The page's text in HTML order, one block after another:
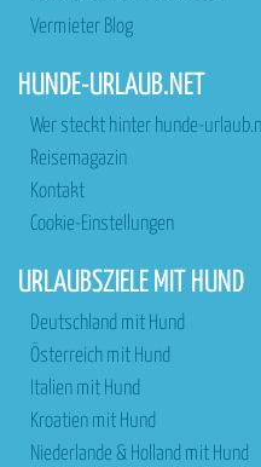
Vermieter Blog
HUNDE-URLAUB.NET
Wer steckt hinter hunde-
Reisemagazin
Kontakt
Cookie-Einstellungen
URLAUBSZIELE MIT HUND
Deutschland mit Hund
Österreich mit Hund
Italien mit Hund
Kroatien mit Hund
Niederlande & Holland mit Hund